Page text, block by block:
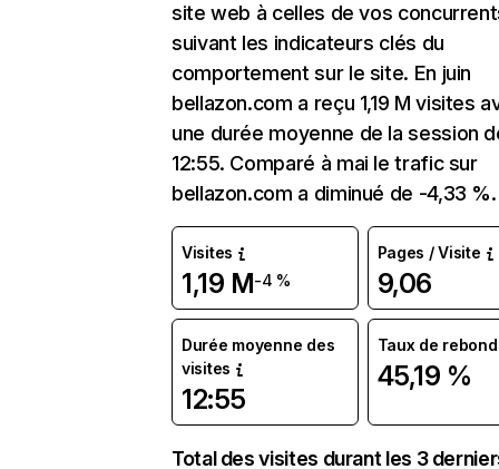
site web à celles de vos
suivant les indicateurs clés du
comportement sur le site. En juin
bellazon.com a reçu 1,19 M visites
une durée moyenne de la session
12:55. Comparé à mai le trafic sur
bellazon.com a diminué de -4,33 %.
Visites
1,19 M-4 %
Pages / Visite
9,06
Durée moyenne des
visites
12:55
Taux de rebond
45,19 %
Total des visites durant les 3